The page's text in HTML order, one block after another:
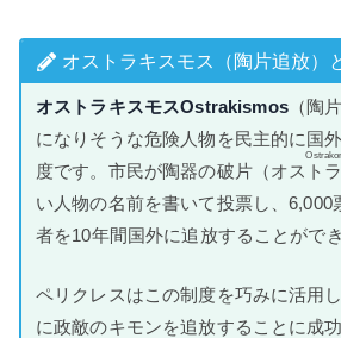
オストラキスモス（陶片追放）
オストラキスモスOstrakismos（陶
になりそうな危険人物を民主的に国
度です。市民が陶器の破片（オスト
い人物の名前を書いて投票し、6,000
者を10年間国外に追放することができ
ペリクレスはこの制度を巧みに活用
に政敵のキモンを追放することに成